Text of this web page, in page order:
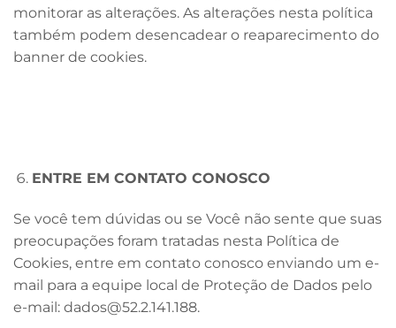
monitorar as alterações. As alterações nesta política
também podem desencadear o reaparecimento do
banner de cookies.
ENTRE EM CONTATO CONOSCO
Se você tem dúvidas ou se Você não sente que suas
preocupações foram tratadas nesta Política de
Cookies, entre em contato conosco enviando um e-
mail para a equipe local de Proteção de Dados pelo
e-mail: dados@52.2.141.188.